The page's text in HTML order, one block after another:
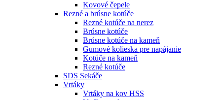
Kovové čepele
Rezné a brúsne kotúče
Rezné kotúče na nerez
Brúsne kotúče
Brúsne kotúče na kameň
Gumové kolieska pre napájanie
Kotúče na kameň
Rezné kotúče
SDS Sekáče
Vrtáky
Vrtáky na kov HSS